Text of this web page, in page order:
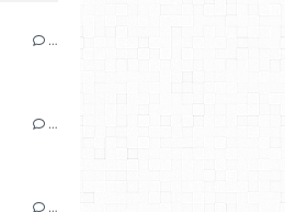
…
…
…